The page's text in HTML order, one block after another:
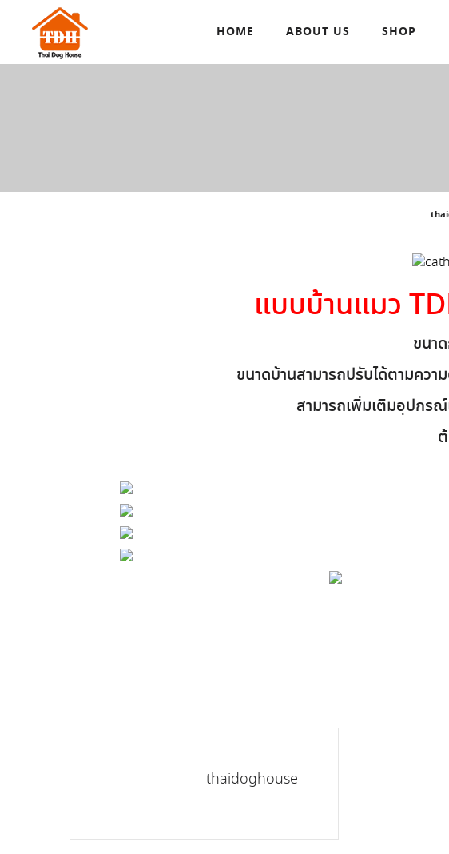
HOME ABOUT US SHOP
by
แบบบ้านแมว
ขนา
ขนาดบ้านสามารถปรับได้ตามคว
สามารถเพิ่มเติมอุปกร
thaidoghouse